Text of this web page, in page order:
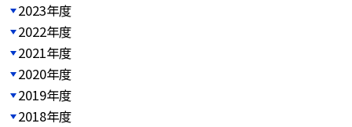
2023年度
2022年度
2021年度
2020年度
2019年度
2018年度